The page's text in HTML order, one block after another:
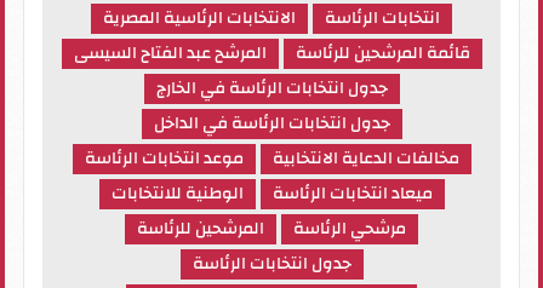
انتخابات الرئاسة
الانتخابات الرئاسية المصرية
قائمة المرشحين للرئاسة
المرشح عبد الفتاح السيسى
جدول انتخابات الرئاسة في الخارج
جدول انتخابات الرئاسة في الداخل
مخالفات الدعاية الانتخابية
موعد انتخابات الرئاسة
ميعاد انتخابات الرئاسة
الوطنية للانتخابات
مرشحي الرئاسة
المرشحين للرئاسة
جدول انتخابات الرئاسة